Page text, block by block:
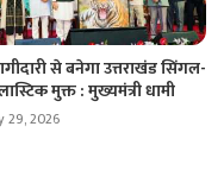
से बनेगा उत्तराखंड सिंगल-
मुक्त : मुख्यमंत्री धामी
29, 2026